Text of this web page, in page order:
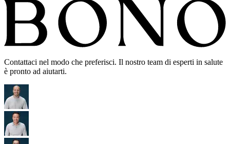
Contattaci nel modo che preferisci. Il nostro team di esperti in salute
è pronto ad aiutarti.